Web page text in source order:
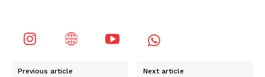
Previous article Next article